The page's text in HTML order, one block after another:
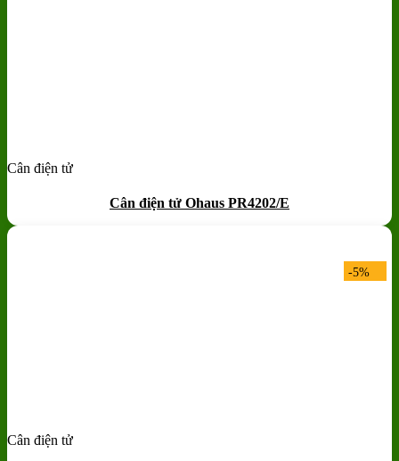
Add to wishlist
Cân điện tử
Cân điện tử Ohaus PR4202/E
-5%
Add to wishlist
Cân điện tử